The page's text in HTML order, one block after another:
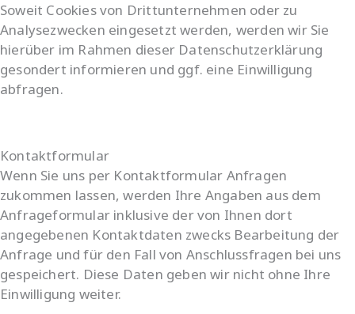
Soweit Cookies von Drittunternehmen oder zu
Analysezwecken eingesetzt werden, werden wir Sie
hierüber im Rahmen dieser Datenschutzerklärung
gesondert informieren und ggf. eine Einwilligung
abfragen.
Kontaktformular
Wenn Sie uns per Kontaktformular Anfragen
zukommen lassen, werden Ihre Angaben aus dem
Anfrageformular inklusive der von Ihnen dort
angegebenen Kontaktdaten zwecks Bearbeitung der
Anfrage und für den Fall von Anschlussfragen bei uns
gespeichert. Diese Daten geben wir nicht ohne Ihre
Einwilligung weiter.